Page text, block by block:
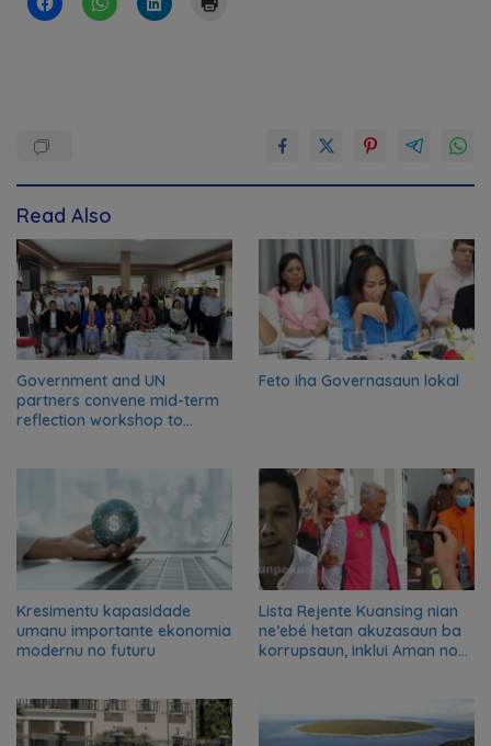
Read Also
Government and UN
partners convene mid-term
reflection workshop to
Feto iha Governasaun lokal
Kresimentu kapasidade
umanu importante ekonomia
modernu no futuru
Lista Rejente Kuansing nian
ne’ebé hetan akuzasaun ba
korrupsaun, inklui Aman no